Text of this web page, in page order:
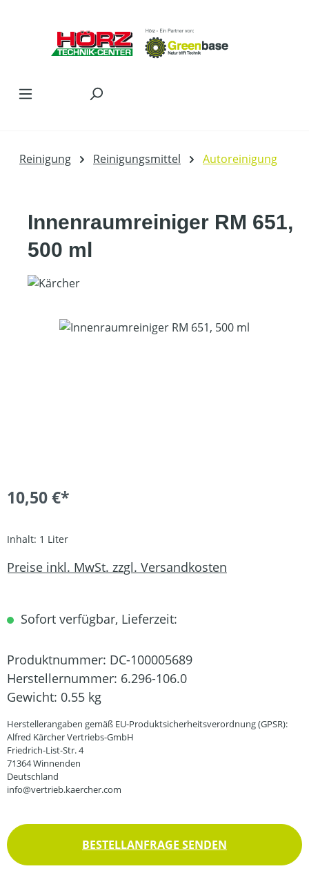
Reinigung Reinigungsmittel Autoreinigung
Innenraumreiniger RM 651,
500 ml
Bildergalerie überspringen
10,50 €*
Inhalt: 1 Liter
Preise inkl. MwSt. zzgl. Versandkosten
Sofort verfügbar, Lieferzeit:
Produktnummer: DC-100005689
Herstellernummer: 6.296-106.0
Gewicht: 0.55 kg
Herstellerangaben gemäß EU-Produktsicherheitsverordnung (GPSR):
Alfred Kärcher Vertriebs-GmbH
Friedrich-List-Str. 4
71364 Winnenden
Deutschland
info@vertrieb.kaercher.com
BESTELLANFRAGE SENDEN